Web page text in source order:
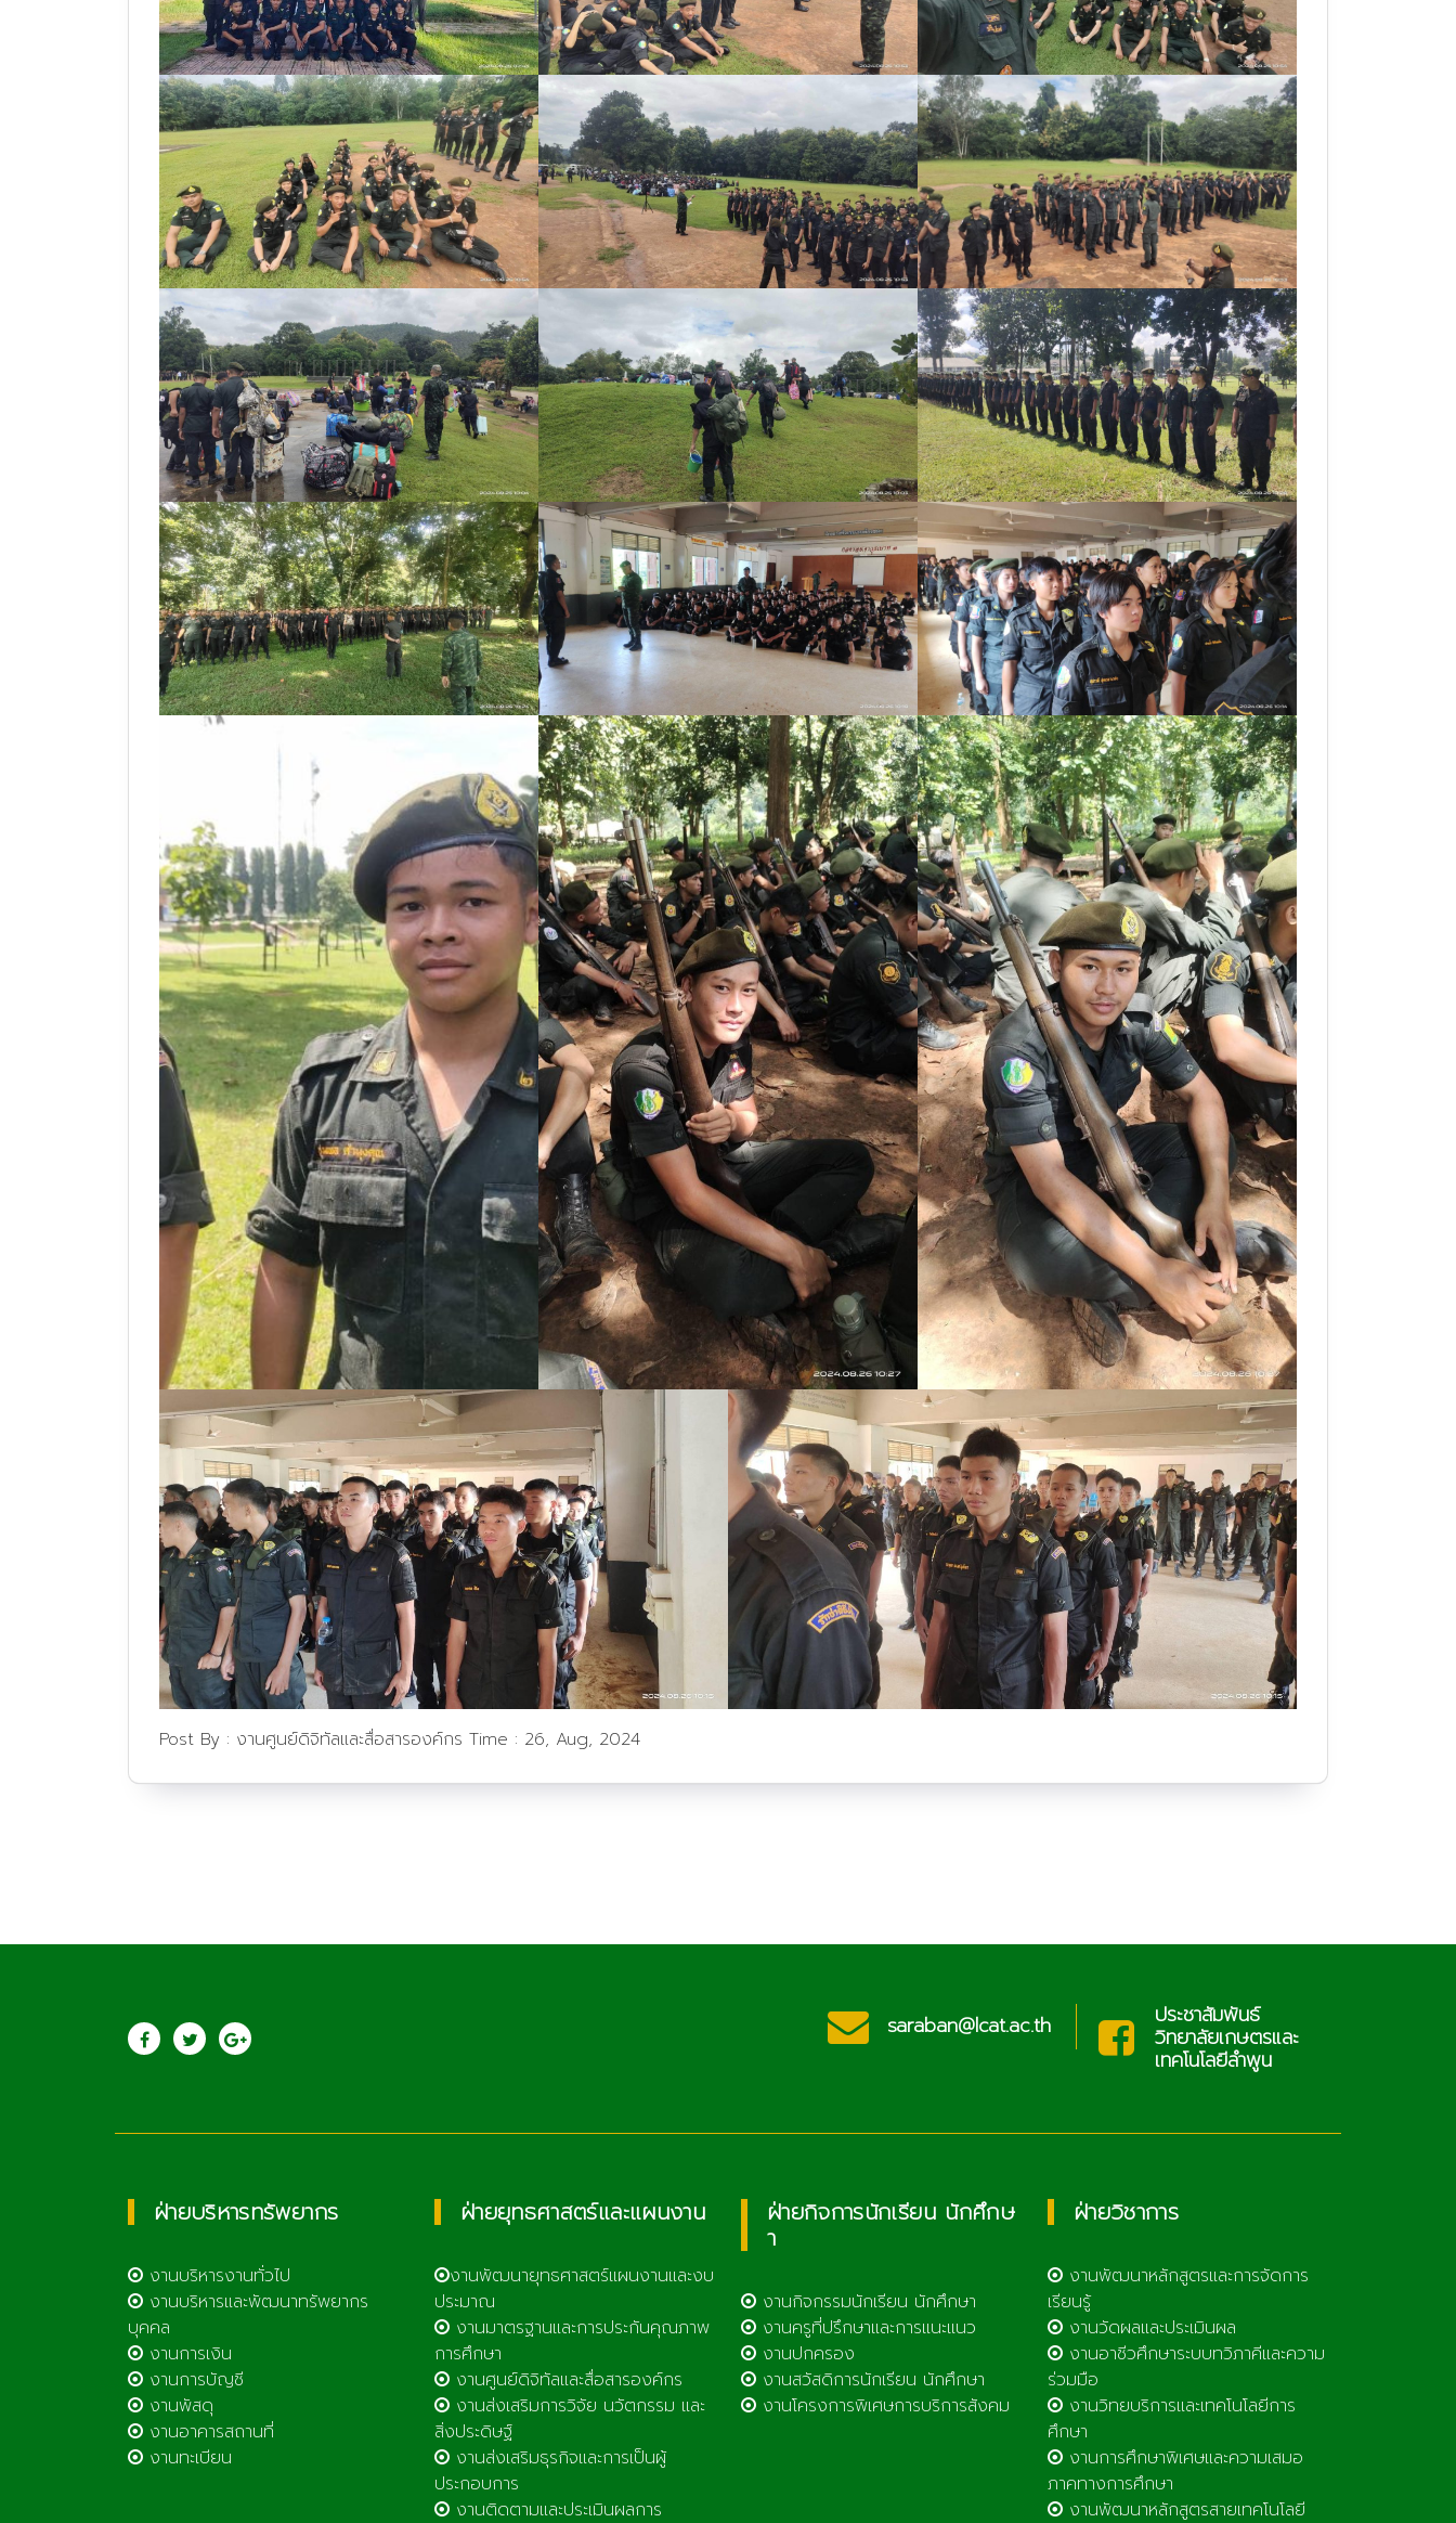
Post By : งานศูนย์ดิจิทัลและสื่อสารองค์กร Time : 26, Aug, 2024
ประชาสัมพันธ์
วิทยาลัยเกษตรและ
เทคโนโลยีลำพูน
saraban@lcat.ac.th ประชาสัมพันธ์
วิทยาลัยเกษตรและ
เทคโนโลยีลำพูน
ฝ่ายบริหารทรัพยากร
งานบริหารงานทั่วไป
งานบริหารและพัฒนาทรัพยากร
บุคคล
งานการเงิน
งานการบัญชี
งานพัสดุ
งานอาคารสถานที่
งานทะเบียน
ฝ่ายยุทธศาสตร์และแผนงาน
งานพัฒนายุทธศาสตร์แผนงานและงบ
ประมาณ
งานมาตรฐานและการประกันคุณภาพ
การศึกษา
งานศูนย์ดิจิทัลและสื่อสารองค์กร
งานส่งเสริมการวิจัย นวัตกรรม และ
สิ่งประดิษฐ์
งานส่งเสริมธุรกิจและการเป็นผู้
ประกอบการ
งานติดตามและประเมินผลการ
ฝ่ายกิจการนักเรียน นักศึกษ
า
งานกิจกรรมนักเรียน นักศึกษา
งานครูที่ปรึกษาและการแนะแนว
งานปกครอง
งานสวัสดิการนักเรียน นักศึกษา
งานโครงการพิเศษการบริการสังคม
ฝ่ายวิชาการ
งานพัฒนาหลักสูตรและการจัดการ
เรียนรู้
งานวัดผลและประเมินผล
งานอาชีวศึกษาระบบทวิภาคีและความ
ร่วมมือ
งานวิทยบริการและเทคโนโลยีการ
ศึกษา
งานการศึกษาพิเศษและความเสมอ
ภาคทางการศึกษา
งานพัฒนาหลักสูตรสายเทคโนโลยี